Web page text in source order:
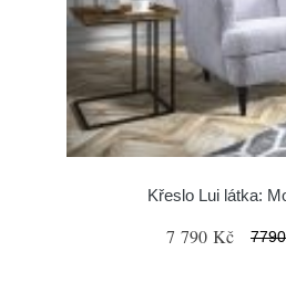
Křeslo Lui látka:
7 790 Kč